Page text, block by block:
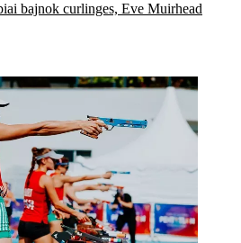
bajnok curlinges, Eve Muirhead